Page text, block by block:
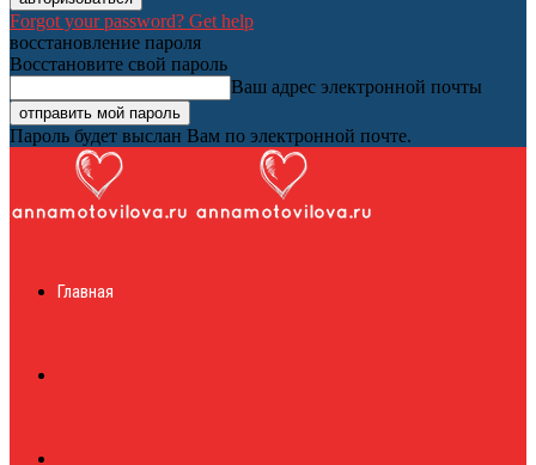
Forgot your password? Get help
восстановление пароля
Восстановите свой пароль
Ваш адрес электронной почты
Пароль будет выслан Вам по электронной почте.
журналГлавная